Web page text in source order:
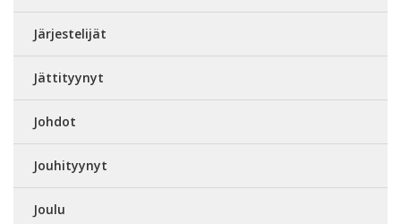
Järjestelijät
Jättityynyt
Johdot
Jouhityynyt
Joulu